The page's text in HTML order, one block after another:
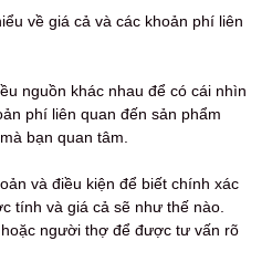
về giá cả và các khoản phí liên
nguồn khác nhau để có cái nhìn
phí liên quan đến sản phẩm
bạn quan tâm.
và điều kiện để biết chính xác
tính và giá cả sẽ như thế nào.
người thợ để được tư vấn rõ